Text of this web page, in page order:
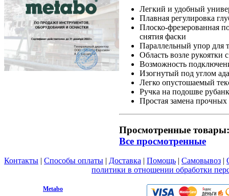
Легкий и удобный
Плавная регулировка
Плоско-фрезерованная
снятия фаски
Параллельный упор для
Область возле рукоятки
Возможность
Изогнутый под углом
Легко опустошаемый
Ручка на подошве
Простая замена
Просмотренные товары:
Все просмотренные
Контакты | Способы оплаты | Доставка | Помощь | Самовывоз |
политики в отношении обработки
Metabo